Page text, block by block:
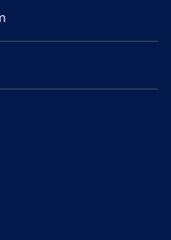
správy ČR